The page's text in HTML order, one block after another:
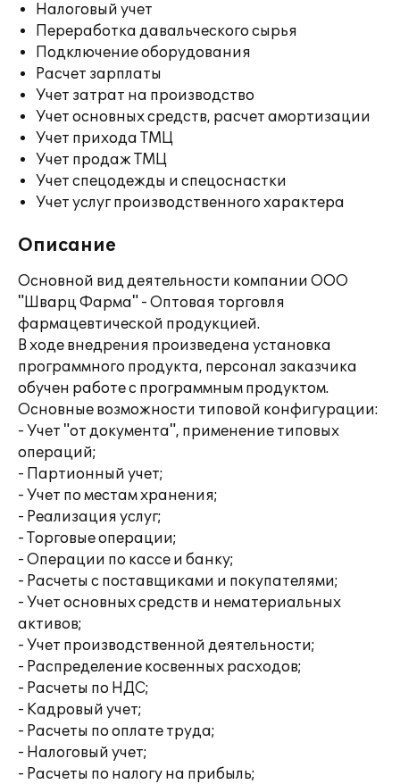
Налоговый учет
Переработка давальческого сырья
Подключение оборудования
Расчет зарплаты
Учет затрат на производство
Учет основных средств, расчет амортизации
Учет прихода ТМЦ
Учет продаж ТМЦ
Учет спецодежды и спецоснастки
Учет услуг производственного характера
Описание
Основной вид деятельности компании ООО
"Шварц Фарма" - Оптовая торговля
фармацевтической продукцией.
В ходе внедрения произведена установка
программного продукта, персонал заказчика
обучен работе с программным продуктом.
Основные возможности типовой конфигурации:
- Учет "от документа", применение типовых
операций;
- Партионный учет;
- Учет по местам хранения;
- Реализация услуг;
- Торговые операции;
- Операции по кассе и банку;
- Расчеты с поставщиками и покупателями;
- Учет основных средств и нематериальных
активов;
- Учет производственной деятельности;
- Распределение косвенных расходов;
- Расчеты по НДС;
- Кадровый учет;
- Расчеты по оплате труда;
- Налоговый учет;
- Расчеты по налогу на прибыль;